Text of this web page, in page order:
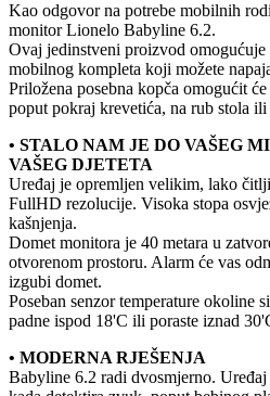
Kao odgovor na potrebe mobilnih
monitor Lionelo Babyline 6.2.
Ovaj jedinstveni proizvod omogućuje
mobilnog kompleta koji možete
Priložena posebna kopča omogućit
poput pokraj krevetića, na rub stola ili
• STALO NAM JE DO VAŠEG
VAŠEG DJETETA
Uređaj je opremljen velikim, lako
FullHD rezolucije. Visoka stopa
kašnjenja.
Domet monitora je 40 metara u
otvorenom prostoru. Alarm će vas
izgubi domet.
Poseban senzor temperature okoline
padne ispod 18'C ili poraste iznad
• MODERNA RJEŠENJA
Babyline 6.2 radi dvosmjerno.